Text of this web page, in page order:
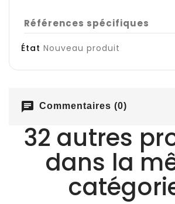
Références spécifiques
État Nouveau produit
chat Commentaires (0)
32 autres
dans la